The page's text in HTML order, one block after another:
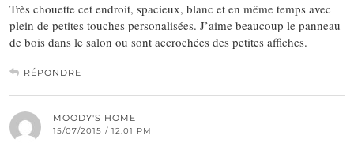
Très chouette cet endroit, spacieux, blanc et en même temps avec
plein de petites touches personalisées. J’aime beaucoup le panneau
de bois dans le salon ou sont accrochées des petites affiches.
RÉPONDRE
MOODY'S HOME
15/07/2015 / 12:01 PM